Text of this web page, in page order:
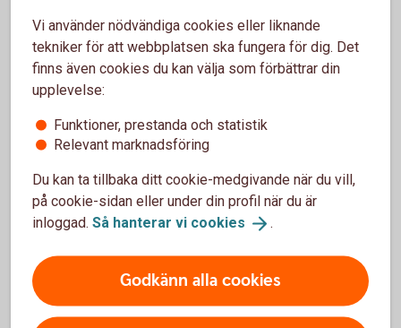
Hyra bostad (pdf)
Inflation (pdf)
Vi använder nödvändiga cookies eller liknande
tekniker för att webbplatsen ska fungera för dig. Det
finns även cookies du kan välja som förbättrar din
upplevelse:
Funktioner, prestanda och statistik
Relevant marknadsföring
Du kan ta tillbaka ditt cookie-medgivande när du vill,
på cookie-sidan eller under din profil när du är
inloggad. Så hanterar vi cookies .
Godkänn alla cookies